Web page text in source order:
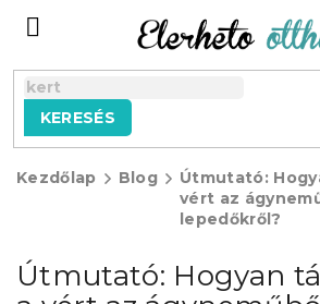
tartalomhoz
KERESÉS
Kezdőlap Blog
Útmutató:
vért az
lepedőkről?
Útmutató: Hogyan